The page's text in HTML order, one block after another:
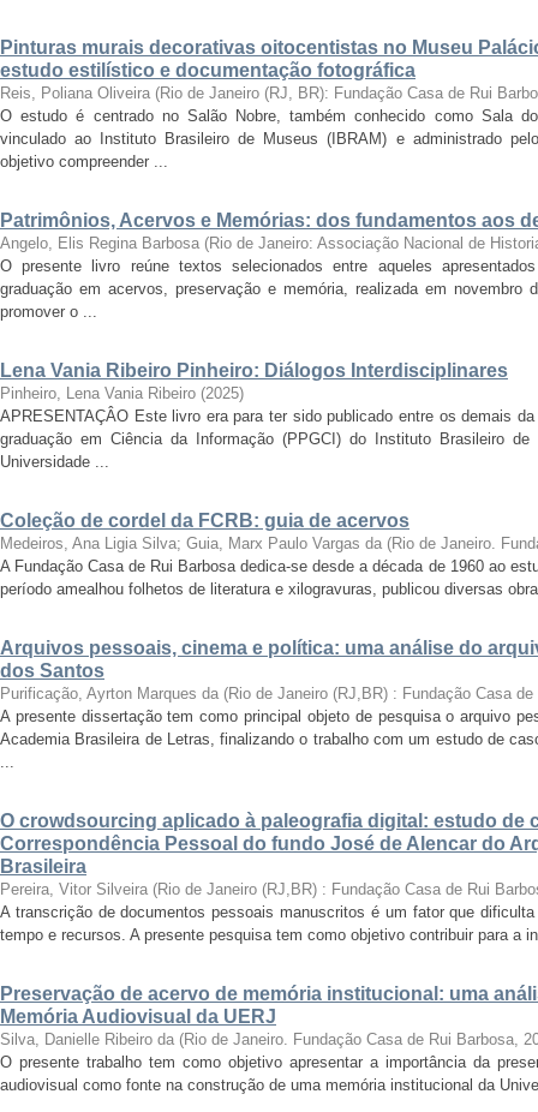
Pinturas murais decorativas oitocentistas no Museu
estudo estilístico e documentação fotográfica
Reis, Poliana Oliveira (Rio de Janeiro (RJ, BR): Fundação Casa de Rui
O estudo é centrado no Salão Nobre, também conhecido como Sala
vinculado ao Instituto Brasileiro de Museus (IBRAM) e administrado
objetivo compreender ...
Patrimônios, Acervos e Memórias: dos fundamentos aos
Angelo, Elis Regina Barbosa (Rio de Janeiro: Associação Nacional de
O presente livro reúne textos selecionados entre aqueles
graduação em acervos, preservação e memória, realizada em novembro
promover o ...
Lena Vania Ribeiro Pinheiro: Diálogos Interdisciplinares
Pinheiro, Lena Vania Ribeiro (2025)
APRESENTAÇÂO Este livro era para ter sido publicado entre os demais
graduação em Ciência da Informação (PPGCI) do Instituto Brasileiro
Universidade ...
Coleção de cordel da FCRB: guia de acervos
Medeiros, Ana Ligia Silva; Guia, Marx Paulo Vargas da (Rio de Janeiro.
A Fundação Casa de Rui Barbosa dedica-se desde a década de 1960 ao
período amealhou folhetos de literatura e xilogravuras, publicou diversas
Arquivos pessoais, cinema e política: uma análise do
dos Santos
Purificação, Ayrton Marques da (Rio de Janeiro (RJ,BR) : Fundação Casa
A presente dissertação tem como principal objeto de pesquisa o arquivo
Academia Brasileira de Letras, finalizando o trabalho com um estudo de
O crowdsourcing aplicado à paleografia digital: estudo de
Correspondência Pessoal do fundo José de Alencar do
Brasileira
Pereira, Vitor Silveira (Rio de Janeiro (RJ,BR) : Fundação Casa de Rui
A transcrição de documentos pessoais manuscritos é um fator que
tempo e recursos. A presente pesquisa tem como objetivo contribuir para a
Preservação de acervo de memória institucional: uma
Memória Audiovisual da UERJ
Silva, Danielle Ribeiro da (Rio de Janeiro. Fundação Casa de Rui Barbosa
O presente trabalho tem como objetivo apresentar a importância da
audiovisual como fonte na construção de uma memória institucional da